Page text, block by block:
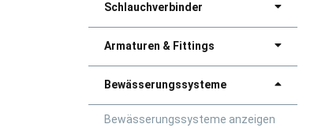
Schlauchverbinder
Armaturen & Fittings
Bewässerungssysteme
Bewässerungssysteme anzeigen